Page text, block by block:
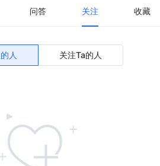
问答 关注 收藏
人 关注Ta的人